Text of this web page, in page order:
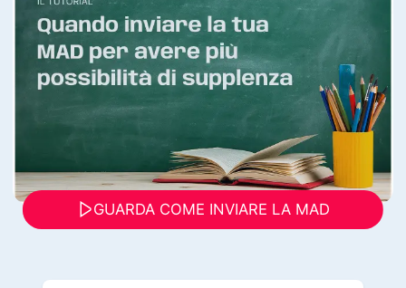
GUARDA COME INVIARE LA MAD